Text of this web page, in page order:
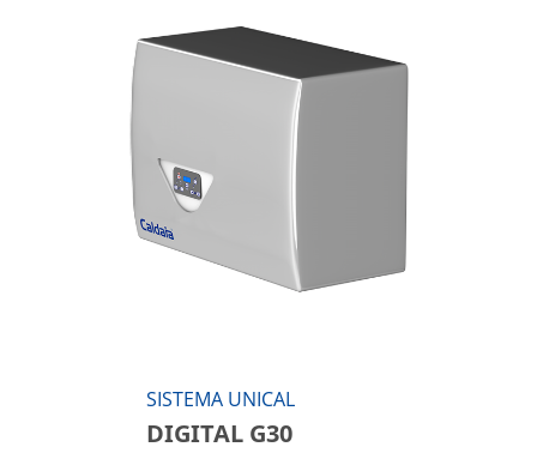
SISTEMA UNICAL
DIGITAL G30